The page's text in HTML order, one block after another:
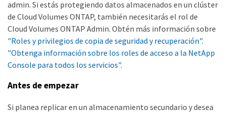
admin. Si estás protegiendo datos almacenados en un clúster
de Cloud Volumes ONTAP, también necesitarás el rol de
Cloud Volumes ONTAP Admin. Obtén más información sobre
"Roles y privilegios de copia de seguridad y recuperación".
"Obtenga información sobre los roles de acceso a la NetApp
Console para todos los servicios".
Antes de empezar
Si planea replicar en un almacenamiento secundario y desea